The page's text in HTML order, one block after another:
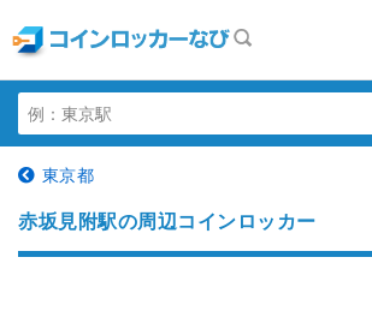
東京都
赤坂見附駅の周辺コインロッカー